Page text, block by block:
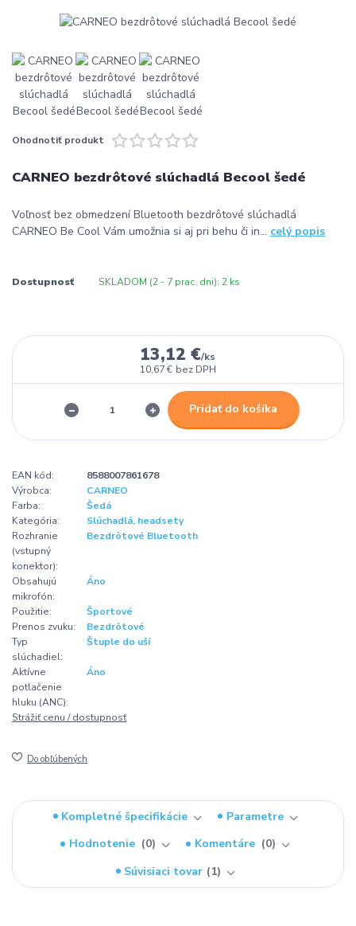
Ohodnotiť produkt
CARNEO bezdrôtové slúchadlá Becool šedé
Voľnosť bez obmedzení Bluetooth bezdrôtové slúchadlá
CARNEO Be Cool Vám umožnia si aj pri behu či in... celý popis
Dostupnosť SKLADOM (2 - 7 prac. dni): 2 ks
13,12 €/ks
10,67 € bez DPH
Pridať do košíka
EAN kód:
8588007861678
Výrobca:
CARNEO
Farba:
Šedá
Kategória:
Slúchadlá, headsety
Rozhranie
(vstupný
konektor):
Bezdrôtové Bluetooth
Obsahujú
mikrofón:
Áno
Použitie:
Športové
Prenos zvuku:
Bezdrôtové
Typ
slúchadiel:
Štuple do uší
Aktívne
potlačenie
hluku (ANC):
Áno
Strážiť cenu / dostupnosť
Do obľúbených
Kompletné špecifikácie
Parametre
Hodnotenie
0 Komentáre
0
Súvisiaci tovar
1